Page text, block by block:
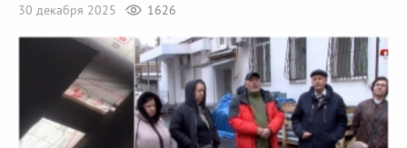
30 декабря 2025
1626